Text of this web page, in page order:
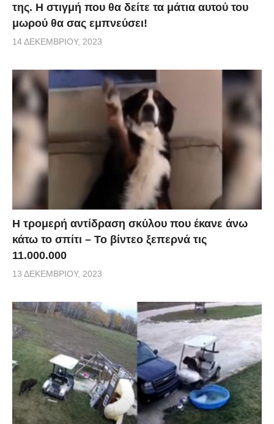
της. Η στιγμή που θα δείτε τα μάτια αυτού του
μωρού θα σας εμπνεύσει!
14 ΔΕΚΕΜΒΡΊΟΥ, 2023
Η τρομερή αντίδραση σκύλου που έκανε άνω
κάτω το σπίτι – Το βίντεο ξεπερνά τις
11.000.000
13 ΔΕΚΕΜΒΡΊΟΥ, 2023